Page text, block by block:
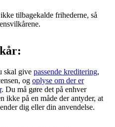
tilbagekalde frihederne, så
give passende kreditering,
og oplyse om der er
. Du må gøre det på enhver
ikke på en måde der antyder, at
dig eller din anvendelse.